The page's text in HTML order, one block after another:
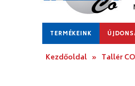
TERMÉKEINK
Kezdőoldal » Tallér